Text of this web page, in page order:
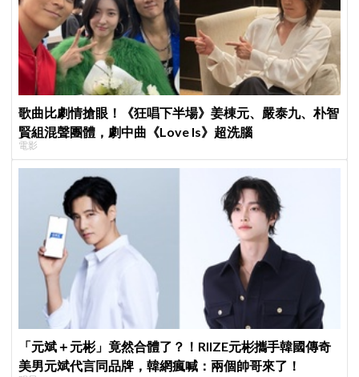
歌曲比劇情搶眼！《狂唱下半場》姜棟元、嚴泰九、朴智
賢組混聲團體，劇中曲《Love Is》超洗腦
電影
「元斌＋元彬」竟然合體了？！RIIZE元彬攜手韓國傳奇
美男元斌代言同品牌，韓網瘋喊：兩個帥哥來了！